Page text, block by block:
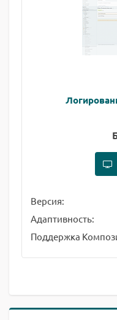
Версия:
Адаптивность:
Поддержка